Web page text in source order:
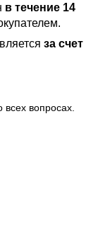
в течение 14
за счет
вопросах.